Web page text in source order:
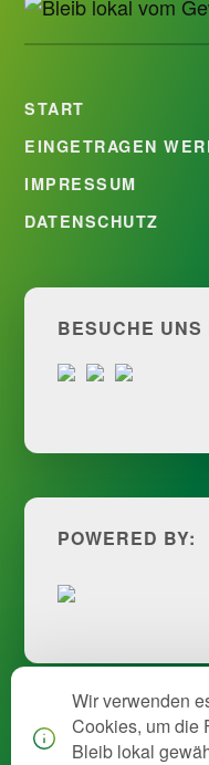
Wir verwenden
Cookies, um die
Bleib lokal
START
EINGETRAGEN
IMPRESSUM
DATENSCHUTZ
BESUCHE UNS
POWERED BY: